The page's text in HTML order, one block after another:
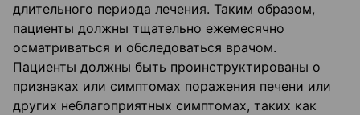
длительного периода лечения. Таким образом,
пациенты должны тщательно ежемесячно
осматриваться и обследоваться врачом.
Пациенты должны быть проинструктированы о
признаках или симптомах поражения печени или
других неблагоприятных симптомах, таких как